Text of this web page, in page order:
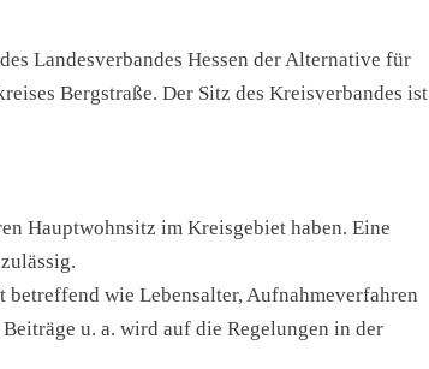
Lan­des­ver­ban­des Hes­sen der Alter­na­ti­ve für
Berg­stra­ße. Der Sitz des Kreis­ver­ban­des ist
Haupt­wohn­sitz im Kreis­ge­biet haben. Eine
wie Lebens­al­ter, Auf­nah­me­ver­fah­ren
u. a. wird auf die Rege­lun­gen in der